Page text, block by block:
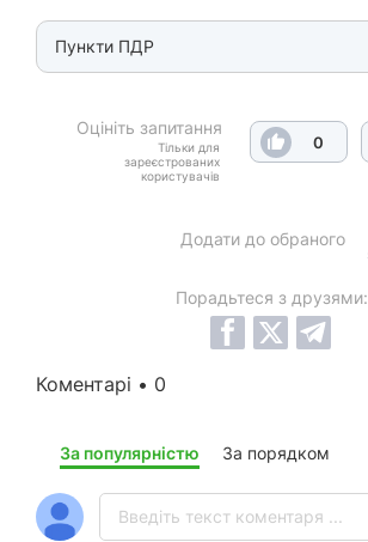
Пункти ПДР
Оцініть запитання
Тільки для
зареєстрованих
користувачів
0
Додати до обраного
Порадьтеся з друзями:
Коментарі • 0
За популярністю За порядком